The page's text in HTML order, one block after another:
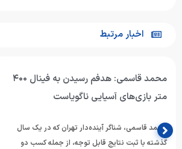
اخبار مرتبط
رکوردشکنی یا مدال‌آوری؛ شنای جوانان ایران
در تایلند موفق بود؟
مربی تیم ملی شنای ایران عملکرد ملی‌پوشان در